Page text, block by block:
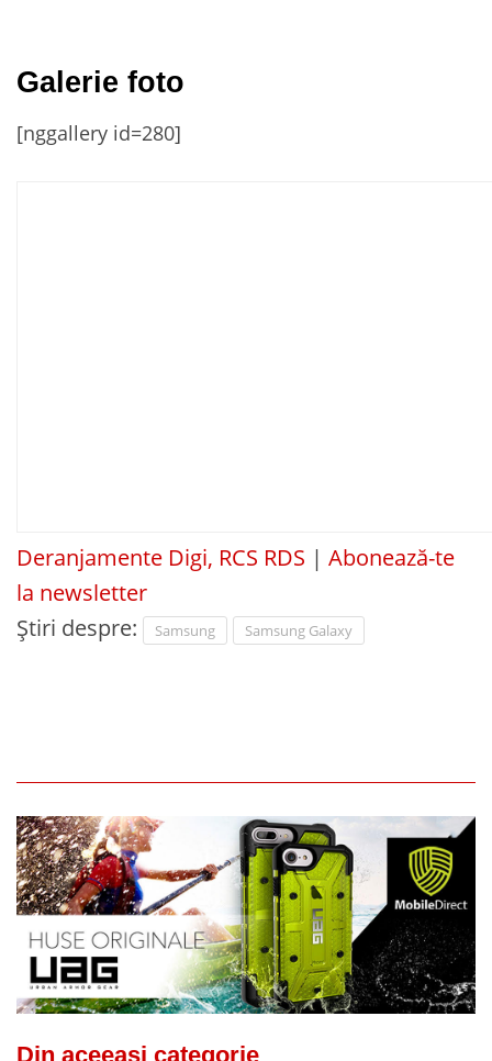
Galerie foto
[nggallery id=280]
Deranjamente Digi, RCS RDS | Abonează-te
la newsletter
Știri despre:
Samsung Samsung Galaxy
Din aceeasi categorie